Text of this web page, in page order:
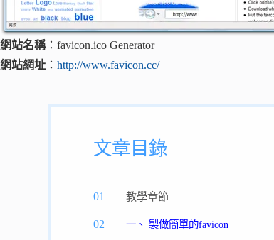
網站名稱：favicon.ico Generator
網站網址 ： http://www.favicon.cc/
文章目錄
教學章節
一、 製做簡單的favicon